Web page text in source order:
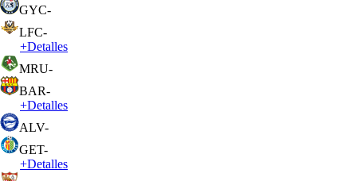
GYC-
LFC-
+Detalles
MRU-
BAR-
+Detalles
ALV-
GET-
+Detalles